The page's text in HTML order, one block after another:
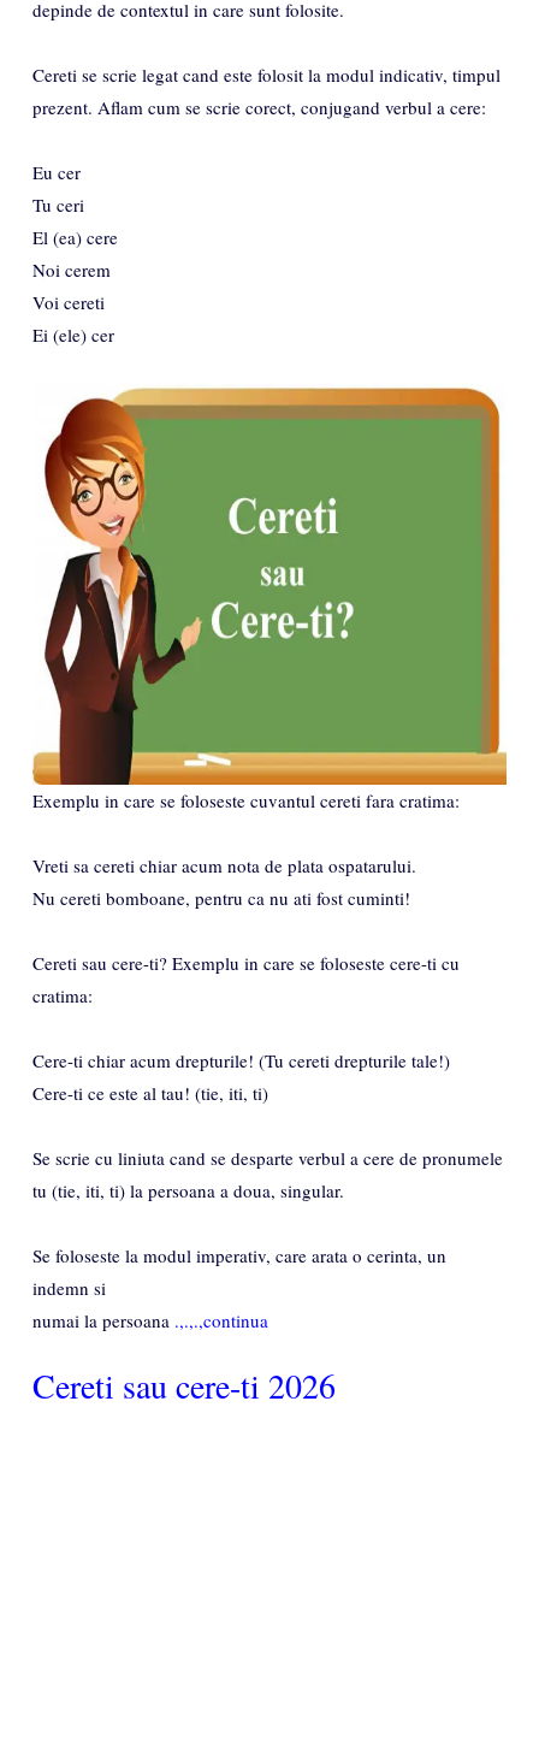
depinde de contextul in care sunt folosite.
Cereti se scrie legat cand este folosit la modul indicativ, timpul
prezent. Aflam cum se scrie corect, conjugand verbul a cere:
Eu cer
Tu ceri
El (ea) cere
Noi cerem
Voi cereti
Ei (ele) cer
Exemplu in care se foloseste cuvantul cereti fara cratima:
Vreti sa cereti chiar acum nota de plata ospatarului.
Nu cereti bomboane, pentru ca nu ati fost cuminti!
Cereti sau cere-ti? Exemplu in care se foloseste cere-ti cu
cratima:
Cere-ti chiar acum drepturile! (Tu cereti drepturile tale!)
Cere-ti ce este al tau! (tie, iti, ti)
Se scrie cu liniuta cand se desparte verbul a cere de pronumele
tu (tie, iti, ti) la persoana a doua, singular.
Se foloseste la modul imperativ, care arata o cerinta, un
indemn si
numai la persoana .,.,.,continua
Cereti sau cere-ti 2026